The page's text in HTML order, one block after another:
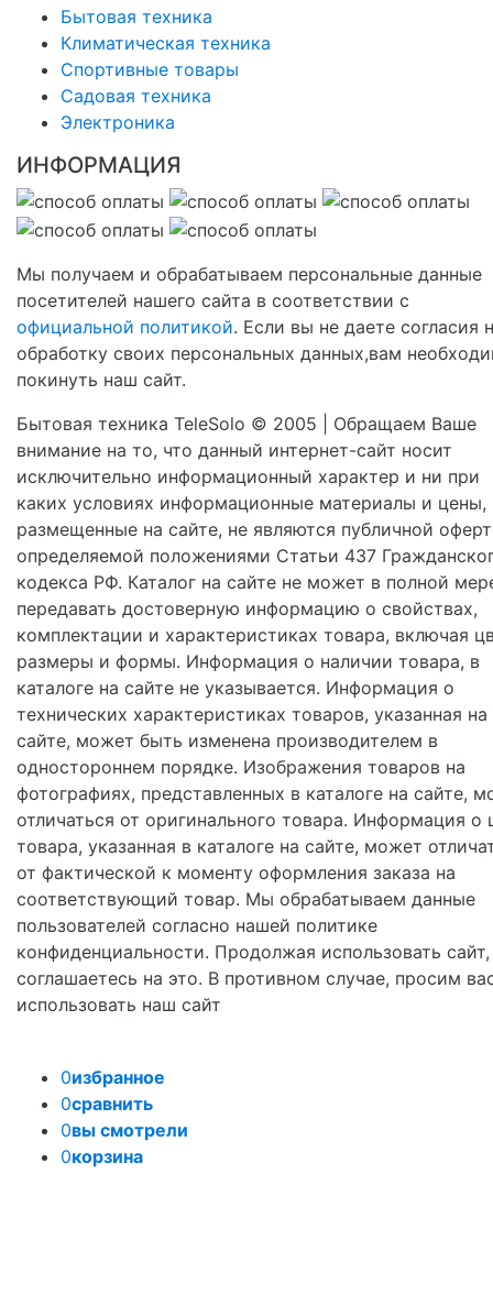
Бытовая техника
Климатическая техника
Спортивные товары
Садовая техника
Электроника
ИНФОРМАЦИЯ
Мы получаем и обрабатываем персональные данные
посетителей нашего сайта в соответствии с
официальной политикой. Если вы не даете согласия
обработку своих персональных данных,вам
покинуть наш сайт.
Бытовая техника TeleSolo © 2005 | Обращаем Ваше
внимание на то, что данный интернет-сайт носит
исключительно информационный характер и ни при
каких условиях информационные материалы и цены,
размещенные на сайте, не являются публичной
определяемой положениями Статьи 437
кодекса РФ. Каталог на сайте не может в полной
передавать достоверную информацию о свойствах,
комплектации и характеристиках товара, включая
размеры и формы. Информация о наличии товара, в
каталоге на сайте не указывается. Информация о
технических характеристиках товаров, указанная на
сайте, может быть изменена производителем в
одностороннем порядке. Изображения товаров на
фотографиях, представленных в каталоге на сайте,
отличаться от оригинального товара. Информация о
товара, указанная в каталоге на сайте, может
от фактической к моменту оформления заказа на
соответствующий товар. Мы обрабатываем данные
пользователей согласно нашей политике
конфиденциальности. Продолжая использовать
соглашаетесь на это. В противном случае, просим
использовать наш сайт
0избранное
0сравнить
0вы смотрели
0корзина